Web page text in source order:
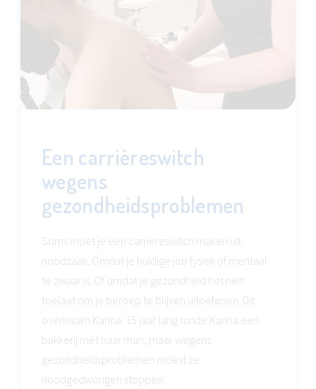
Een carrièreswitch
wegens
gezondheidsproblemen
Soms moet je een carrièreswitch maken uit
noodzaak. Omdat je huidige job fysiek of mentaal
te zwaar is. Of omdat je gezondheid het niet
toelaat om je beroep te blijven uitoefenen. Dit
overkwam Karina. 15 jaar lang runde Karina een
bakkerij met haar man, maar wegens
gezondheidsproblemen moest ze
noodgedwongen stoppen.